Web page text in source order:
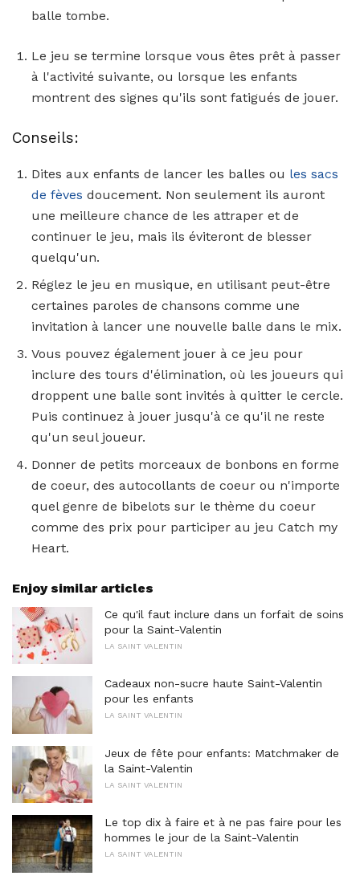
balle tombe.
Le jeu se termine lorsque vous êtes prêt à passer
à l'activité suivante, ou lorsque les enfants
montrent des signes qu'ils sont fatigués de jouer.
Conseils:
Dites aux enfants de lancer les balles ou les sacs
de fèves doucement. Non seulement ils auront
une meilleure chance de les attraper et de
continuer le jeu, mais ils éviteront de blesser
quelqu'un.
Réglez le jeu en musique, en utilisant peut-être
certaines paroles de chansons comme une
invitation à lancer une nouvelle balle dans le mix.
Vous pouvez également jouer à ce jeu pour
inclure des tours d'élimination, où les joueurs qui
droppent une balle sont invités à quitter le cercle.
Puis continuez à jouer jusqu'à ce qu'il ne reste
qu'un seul joueur.
Donner de petits morceaux de bonbons en forme
de coeur, des autocollants de coeur ou n'importe
quel genre de bibelots sur le thème du coeur
comme des prix pour participer au jeu Catch my
Heart.
Enjoy similar articles
Ce qu'il faut inclure dans un forfait de soins
pour la Saint-Valentin
LA SAINT VALENTIN
Cadeaux non-sucre haute Saint-Valentin
pour les enfants
LA SAINT VALENTIN
Jeux de fête pour enfants: Matchmaker de
la Saint-Valentin
LA SAINT VALENTIN
Le top dix à faire et à ne pas faire pour les
hommes le jour de la Saint-Valentin
LA SAINT VALENTIN